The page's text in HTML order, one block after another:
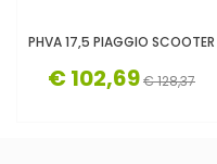
PHVA 17,5 PIAGGIO SCOOTER
€ 102,69€ 128,37